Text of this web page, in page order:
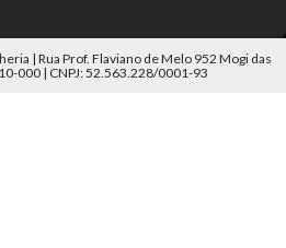
| Rua Prof. Flaviano de Melo 952 Mogi das
000 | CNPJ: 52.563.228/0001-93